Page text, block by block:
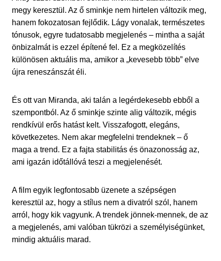
megy keresztül. Az ő sminkje nem hirtelen változik meg,
hanem fokozatosan fejlődik. Lágy vonalak, természetes
tónusok, egyre tudatosabb megjelenés – mintha a saját
önbizalmát is ezzel építené fel. Ez a megközelítés
különösen aktuális ma, amikor a „kevesebb több” elve
újra reneszánszát éli.
És ott van Miranda, aki talán a legérdekesebb ebből a
szempontból. Az ő sminkje szinte alig változik, mégis
rendkívül erős hatást kelt. Visszafogott, elegáns,
következetes. Nem akar megfelelni trendeknek – ő
maga a trend. Ez a fajta stabilitás és önazonosság az,
ami igazán időtállóvá teszi a megjelenését.
A film egyik legfontosabb üzenete a szépségen
keresztül az, hogy a stílus nem a divatról szól, hanem
arról, hogy kik vagyunk. A trendek jönnek-mennek, de az
a megjelenés, ami valóban tükrözi a személyiségünket,
mindig aktuális marad.